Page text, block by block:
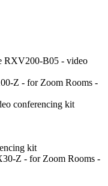
RXV200-B05 - video
Z - for Zoom Rooms -
conferencing kit
kit
Z - for Zoom Rooms -